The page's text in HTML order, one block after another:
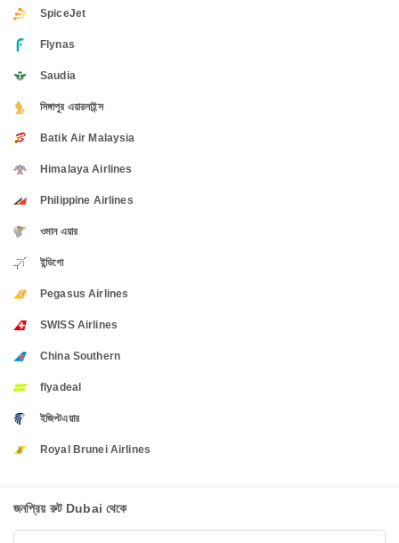
SpiceJet
Flynas
Saudia
সিঙ্গাপুর এয়ারলাইন্স
Batik Air Malaysia
Himalaya Airlines
Philippine Airlines
ওমান এয়ার
ইন্ডিগো
Pegasus Airlines
SWISS Airlines
China Southern
flyadeal
ইজিপ্টএয়ার
Royal Brunei Airlines
জনপ্রিয় রুট Dubai থেকে